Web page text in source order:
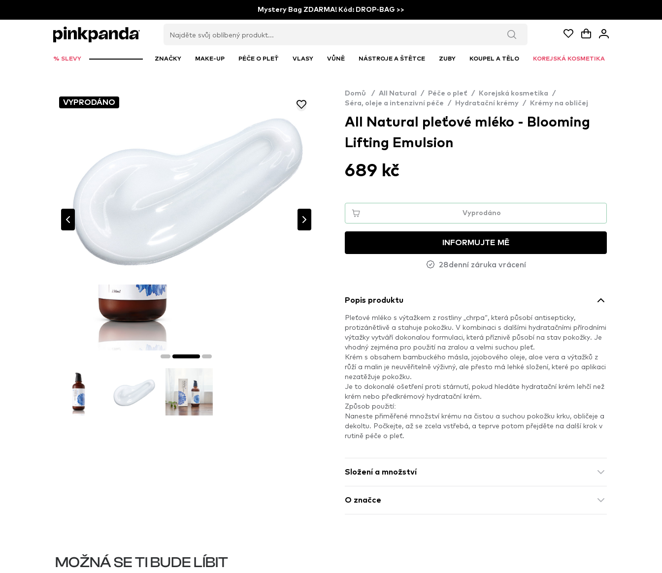
Mystery Bag ZDARMA! Kód: DROP-BAG >>
% SLEVY ZNAČKY MAKE-UP PÉČE O PLEŤ VLASY VŮNĚ NÁSTROJE A ŠTĚTCE ZUBY KOUPEL A TĚLO KOREJSKÁ KOSMETIKA
VYPRODÁNO
Domů / All Natural / Péče o pleť / Korejská kosmetika
/
Séra, oleje a intenzivní péče
/ Hydratační krémy / Krémy na obličej
All Natural pleťové mléko - Blooming
Lifting Emulsion
689 kč
Vyprodáno
INFORMUJTE MĚ
28denní záruka vrácení
Popis produktu
Pleťové mléko s výtažkem z rostliny „chrpa“, která působí antisepticky,
protizánětlivě a stahuje pokožku. V kombinaci s dalšími hydratačními přírodními
výtažky vytváří dokonalou formulaci, která příznivě působí na stav pokožky. Je
vhodný zejména pro použití na zralou a velmi suchou pleť.
Krém s obsahem bambuckého másla, jojobového oleje, aloe vera a výtažků z
růží a malin je neuvěřitelně výživný, ale přesto má lehké složení, které po aplikaci
nezatěžuje pokožku.
Je to dokonalé ošetření proti stárnutí, pokud hledáte hydratační krém lehčí než
krém nebo předkrémový hydratační krém.
Způsob použití:
Naneste přiměřené množství krému na čistou a suchou pokožku krku, obličeje a
dekoltu. Počkejte, až se zcela vstřebá, a teprve potom přejděte na další krok v
rutině péče o pleť.
Složení a množství
O značce
MOŽNÁ SE TI BUDE LÍBIT